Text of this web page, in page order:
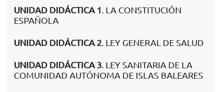
UNIDAD DIDÁCTICA 1. LA CONSTITUCIÓN
ESPAÑOLA
UNIDAD DIDÁCTICA 2. LEY GENERAL DE SALUD
UNIDAD DIDÁCTICA 3. LEY SANITARIA DE LA
COMUNIDAD AUTÓNOMA DE ISLAS BALEARES